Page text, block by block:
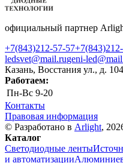
официальный партнер
+7(843)212-57-57
ledsvet@mail.rugeni-
Казань, Восстания ул., д.
Работаем:
Пн-Вс 9-20
Контакты
Правовая информация
© Разработано в Arlight,
Каталог
Светодиодные ленты
и автоматизации